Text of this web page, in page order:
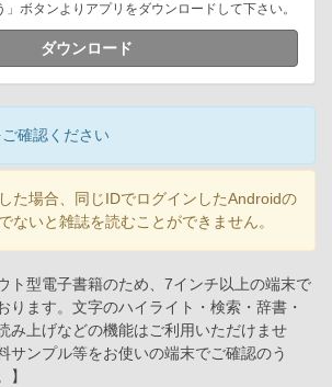
ボタンよりアプリをダウンロードして下さい。
ダウンロード
確認ください
た場合、同じIDでログインしたAndroidの
ないと雑誌を読むことができません。
ト型電子書籍のため、7インチ以上の端末で
ります。文字のハイライト・検索・辞書・
み上げなどの機能はご利用いただけませ
サンプル等をお使いの端末でご確認のう
】